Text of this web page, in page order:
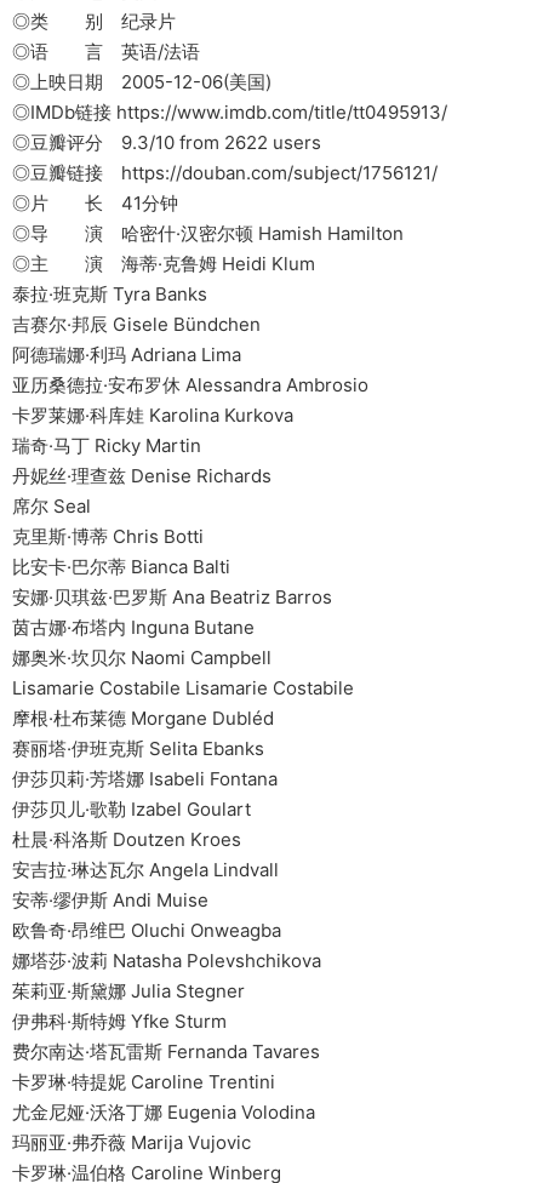
◎类 别 纪录片
◎语 言 英语/法语
◎上映日期 2005-12-06(美国)
◎IMDb链接 https://www.imdb.com/title/tt0495913/
◎豆瓣评分 9.3/10 from 2622 users
◎豆瓣链接 https://douban.com/subject/1756121/
◎片 长 41分钟
◎导 演 哈密什·汉密尔顿 Hamish Hamilton
◎主 演 海蒂·克鲁姆 Heidi Klum
泰拉·班克斯 Tyra Banks
吉赛尔·邦辰 Gisele Bündchen
阿德瑞娜·利玛 Adriana Lima
亚历桑德拉·安布罗休 Alessandra Ambrosio
卡罗莱娜·科库娃 Karolina Kurkova
瑞奇·马丁 Ricky Martin
丹妮丝·理查兹 Denise Richards
席尔 Seal
克里斯·博蒂 Chris Botti
比安卡·巴尔蒂 Bianca Balti
安娜·贝琪兹·巴罗斯 Ana Beatriz Barros
茵古娜·布塔内 Inguna Butane
娜奥米·坎贝尔 Naomi Campbell
Lisamarie Costabile Lisamarie Costabile
摩根·杜布莱德 Morgane Dubléd
赛丽塔·伊班克斯 Selita Ebanks
伊莎贝莉·芳塔娜 Isabeli Fontana
伊莎贝儿·歌勒 Izabel Goulart
杜晨·科洛斯 Doutzen Kroes
安吉拉·琳达瓦尔 Angela Lindvall
安蒂·缪伊斯 Andi Muise
欧鲁奇·昂维巴 Oluchi Onweagba
娜塔莎·波莉 Natasha Polevshchikova
茱莉亚·斯黛娜 Julia Stegner
伊弗科·斯特姆 Yfke Sturm
费尔南达·塔瓦雷斯 Fernanda Tavares
卡罗琳·特提妮 Caroline Trentini
尤金尼娅·沃洛丁娜 Eugenia Volodina
玛丽亚·弗乔薇 Marija Vujovic
卡罗琳·温伯格 Caroline Winberg